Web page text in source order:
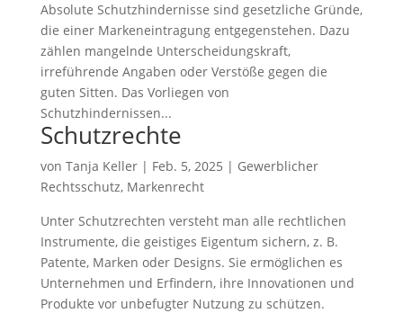
Absolute Schutzhindernisse sind gesetzliche Gründe,
die einer Markeneintragung entgegenstehen. Dazu
zählen mangelnde Unterscheidungskraft,
irreführende Angaben oder Verstöße gegen die
guten Sitten. Das Vorliegen von
Schutzhindernissen...
Schutzrechte
von Tanja Keller| Feb. 5, 2025 | Gewerblicher
Rechtsschutz, Markenrecht
Unter Schutzrechten versteht man alle rechtlichen
Instrumente, die geistiges Eigentum sichern, z. B.
Patente, Marken oder Designs. Sie ermöglichen es
Unternehmen und Erfindern, ihre Innovationen und
Produkte vor unbefugter Nutzung zu schützen.